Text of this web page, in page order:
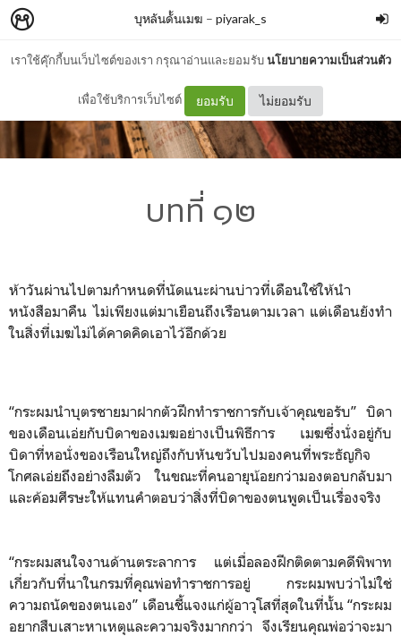
เราใช้คุ๊กกี้บนเว็บไซต์ของเรา กรุณาอ่านและยอมรับนโยบายความเป็นส่วนตัว
เพื่อใช้บริการเว็บไซต์ ยอมรับ ไม่ยอมรับ
บุหลันดั้นเมฆ – piyarak_s
บทที่ ๑๒
ห้าวันผ่านไปตามกำหนดที่นัดแนะผ่านบ่าวที่เดือนใช้ให้นำ
หนังสือมาคืน ไม่เพียงแต่มาเยือนถึงเรือนตามเวลา แต่เดือนยังทำ
ในสิ่งที่เมฆไม่ได้คาดคิดเอาไว้อีกด้วย
“กระผมนำบุตรชายมาฝากตัวฝึกทำราชการกับเจ้าคุณขอรับ” บิดา
ของเดือนเอ่ยกับบิดาของเมฆอย่างเป็นพิธีการ เมฆซึ่งนั่งอยู่กับ
บิดาที่หอนั่งของเรือนใหญ่ถึงกับหันขวับไปมองคนที่พระธัญกิจ
โกศลเอ่ยถึงอย่างลืมตัว ในขณะที่คนอายุน้อยกว่ามองตอบกลับมา
และค้อมศีรษะให้แทนคำตอบว่าสิ่งที่บิดาของตนพูดเป็นเรื่องจริง
“กระผมสนใจงานด้านตระลาการ แต่เมื่อลองฝีกติดตามคดีพิพาท
เกี่ยวกับที่นาในกรมที่คุณพ่อทำราชการอยู่ กระผมพบว่าไม่ใช่
ความถนัดของตนเอง” เดือนชี้แจงแก่ผู้อาวุโสที่สุดในที่นั้น “กระผม
อยากสืบเสาะหาเหตุและความจริงมากกว่า จึงเรียนคุณพ่อว่าจะมา